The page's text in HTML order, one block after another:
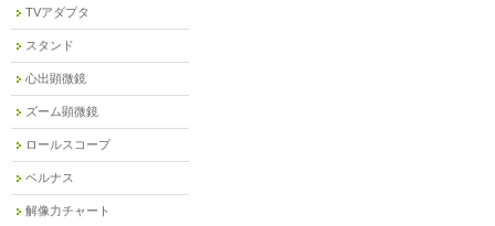
TVアダプタ
スタンド
心出顕微鏡
ズーム顕微鏡
ロールスコープ
ベルナス
解像力チャート